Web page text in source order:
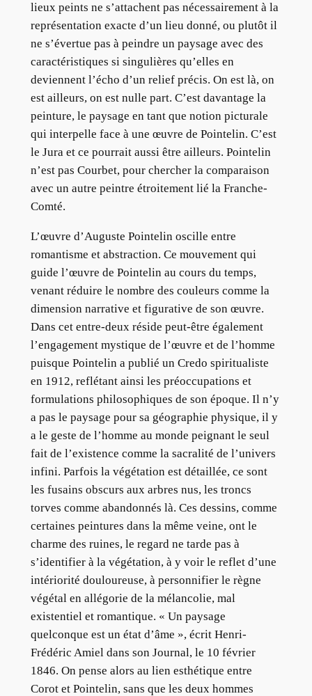
lieux peints ne s’attachent pas nécessairement à la
représentation exacte d’un lieu donné, ou plutôt il
ne s’évertue pas à peindre un paysage avec des
caractéristiques si singulières qu’elles en
deviennent l’écho d’un relief précis. On est là, on
est ailleurs, on est nulle part. C’est davantage la
peinture, le paysage en tant que notion picturale
qui interpelle face à une œuvre de Pointelin. C’est
le Jura et ce pourrait aussi être ailleurs. Pointelin
n’est pas Courbet, pour chercher la comparaison
avec un autre peintre étroitement lié la Franche-
Comté.
L’œuvre d’Auguste Pointelin oscille entre
romantisme et abstraction. Ce mouvement qui
guide l’œuvre de Pointelin au cours du temps,
venant réduire le nombre des couleurs comme la
dimension narrative et figurative de son œuvre.
Dans cet entre-deux réside peut-être également
l’engagement mystique de l’œuvre et de l’homme
puisque Pointelin a publié un Credo spiritualiste
en 1912, reflétant ainsi les préoccupations et
formulations philosophiques de son époque. Il n’y
a pas le paysage pour sa géographie physique, il y
a le geste de l’homme au monde peignant le seul
fait de l’existence comme la sacralité de l’univers
infini. Parfois la végétation est détaillée, ce sont
les fusains obscurs aux arbres nus, les troncs
torves comme abandonnés là. Ces dessins, comme
certaines peintures dans la même veine, ont le
charme des ruines, le regard ne tarde pas à
s’identifier à la végétation, à y voir le reflet d’une
intériorité douloureuse, à personnifier le règne
végétal en allégorie de la mélancolie, mal
existentiel et romantique. « Un paysage
quelconque est un état d’âme », écrit Henri-
Frédéric Amiel dans son Journal, le 10 février
1846. On pense alors au lien esthétique entre
Corot et Pointelin, sans que les deux hommes